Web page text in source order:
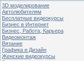
3D моделирование
Автолюбителям
Бесплатные видеокурсы
Бизнес в Интернет
Бизнес, Работа, Карьера
Видеомонтаж
Вязание
Графика и Дизайн
Женские видеокурсы